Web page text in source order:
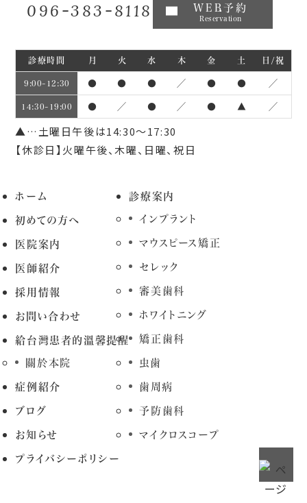
096-383-8118 WEB予約
Reservation
診療時間 月 火 水 木 金 土 日/祝
9:00~12:30 ● ● ● ／ ● ● ／
14:30~19:00 ● ／ ● ／ ● ▲ ／
▲…土曜日午後は14:30～17:30
【休診日】火曜午後、木曜、日曜、祝日
ホーム
初めての方へ
医院案内
医師紹介
採用情報
お問い合わせ
給台灣患者的溫馨提醒
關於本院
症例紹介
ブログ
お知らせ
プライバシーポリシー
診療案内
インプラント
マウスピース矯正
セレック
審美歯科
ホワイトニング
矯正歯科
虫歯
歯周病
予防歯科
マイクロスコープ